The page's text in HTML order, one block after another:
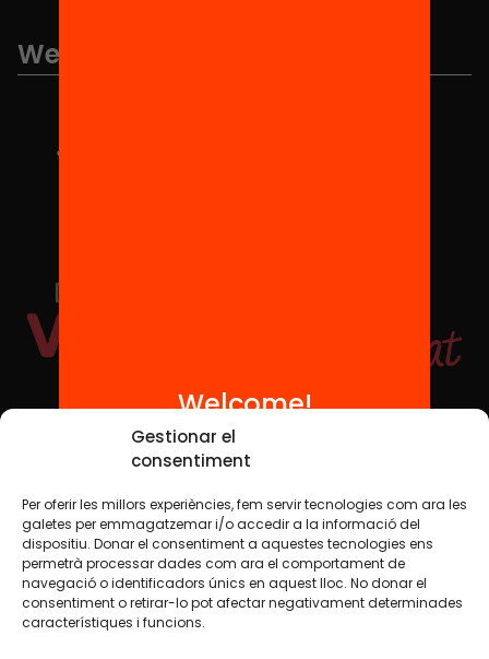
Gestionar el
consentiment
Per oferir les millors experiències, fem servir tecnologies com ara les
galetes per emmagatzemar i/o accedir a la informació del
dispositiu. Donar el consentiment a aquestes tecnologies ens
permetrà processar dades com ara el comportament de
navegació o identificadors únics en aquest lloc. No donar el
consentiment o retirar-lo pot afectar negativament determinades
característiques i funcions.
We are part of...
Social Media
TW YTB IG FB IN
Legal NoticeCookie Policy
Welcome!